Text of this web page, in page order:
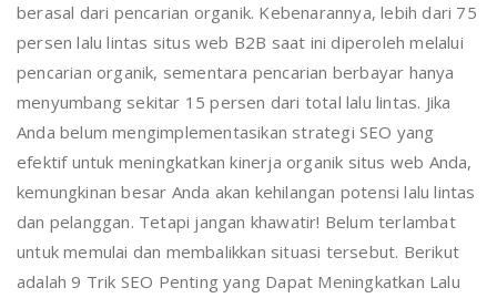
berasal dari pencarian organik. Kebenarannya, lebih dari 75
persen lalu lintas situs web B2B saat ini diperoleh melalui
pencarian organik, sementara pencarian berbayar hanya
menyumbang sekitar 15 persen dari total lalu lintas. Jika
Anda belum mengimplementasikan strategi SEO yang
efektif untuk meningkatkan kinerja organik situs web Anda,
kemungkinan besar Anda akan kehilangan potensi lalu lintas
dan pelanggan. Tetapi jangan khawatir! Belum terlambat
untuk memulai dan membalikkan situasi tersebut. Berikut
adalah 9 Trik SEO Penting yang Dapat Meningkatkan Lalu